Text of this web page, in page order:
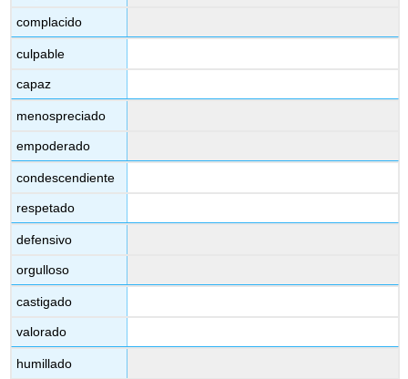
complacido
culpable
capaz
menospreciado
empoderado
condescendiente
respetado
defensivo
orgulloso
castigado
valorado
humillado